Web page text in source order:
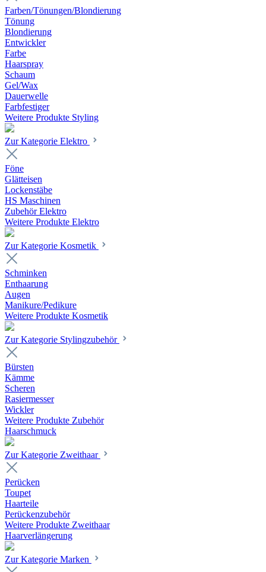
Farben/Tönungen/Blondierung
Tönung
Blondierung
Entwickler
Farbe
Haarspray
Schaum
Gel/Wax
Dauerwelle
Farbfestiger
Weitere Produkte Styling
Zur Kategorie Elektro
Föne
Glätteisen
Lockenstäbe
HS Maschinen
Zubehör Elektro
Weitere Produkte Elektro
Zur Kategorie Kosmetik
Schminken
Enthaarung
Augen
Manikure/Pedikure
Weitere Produkte Kosmetik
Zur Kategorie Stylingzubehör
Bürsten
Kämme
Scheren
Rasiermesser
Wickler
Weitere Produkte Zubehör
Haarschmuck
Zur Kategorie Zweithaar
Perücken
Toupet
Haarteile
Perückenzubehör
Weitere Produkte Zweithaar
Haarverlängerung
Zur Kategorie Marken